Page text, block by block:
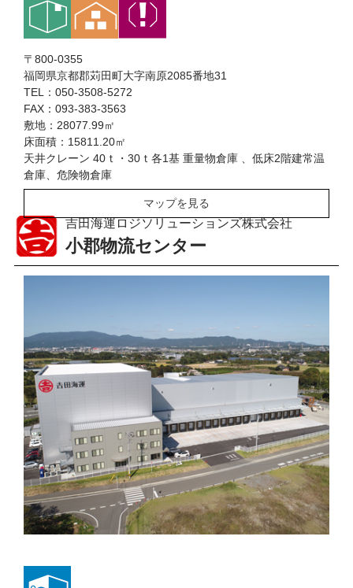
〒800-0355
福岡県京都郡苅田町大字南原2085番地31
TEL：050-3508-5272
FAX：093-383-3563
敷地：28077.99㎡
床面積：15811.20㎡
天井クレーン 40ｔ・30ｔ各1基 重量物倉庫 、低床2階建常温
倉庫、危険物倉庫
マップを見る
吉田海運ロジソリューションズ株式会社
小郡物流センター